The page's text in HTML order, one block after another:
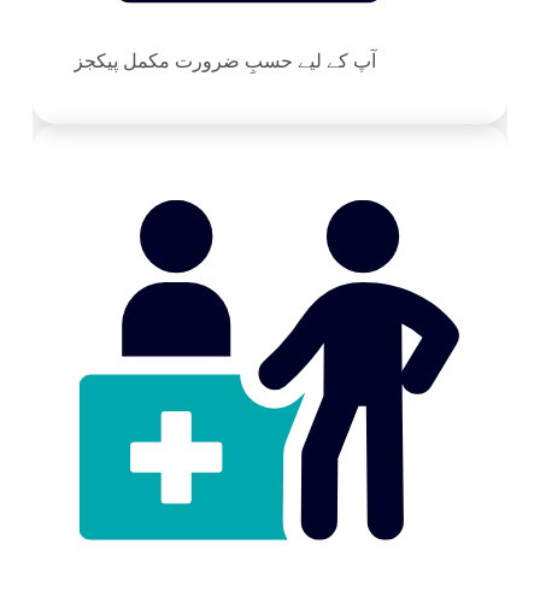
آپ کے لیے حسبِ ضرورت مکمل پیکجز